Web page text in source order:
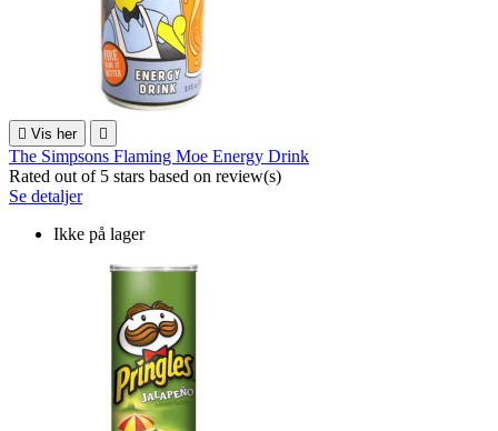
 Vis her 
The Simpsons Flaming Moe Energy Drink
Rated out of 5 stars based on review(s)
Se detaljer
Ikke på lager